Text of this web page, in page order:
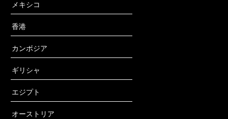
メキシコ
香港
カンボジア
ギリシャ
エジプト
オーストリア